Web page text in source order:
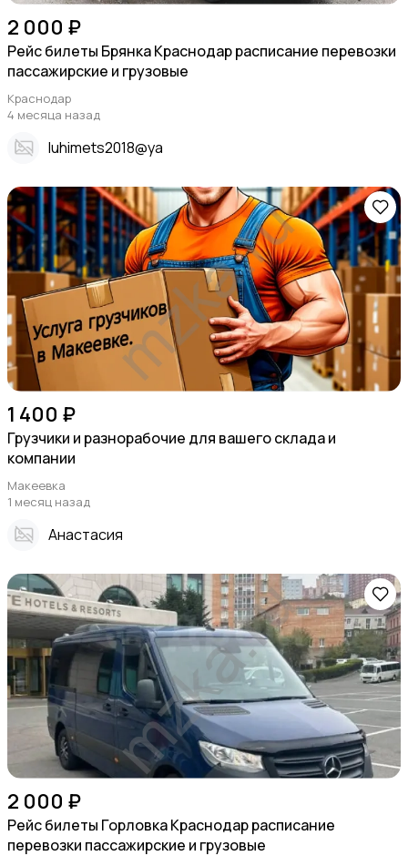
2 000 ₽
Рейс билеты Брянка Краснодар расписание перевозки
пассажирские и грузовые
Краснодар
4 месяца назад
Iuhimets2018@ya
1 400 ₽
Грузчики и разнорабочие для вашего склада и
компании
Макеевка
1 месяц назад
Анастасия
2 000 ₽
Рейс билеты Горловка Краснодар расписание
перевозки пассажирские и грузовые